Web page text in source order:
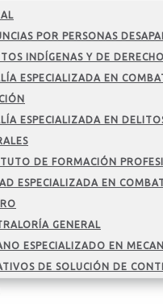
POR PERSONAS
INDÍGENAS Y DE
ESPECIALIZADA EN
ESPECIALIZADA EN
DE FORMACIÓN
ESPECIALIZADA EN
GENERAL
ESPECIALIZADO EN
DE SOLUCIÓN DE